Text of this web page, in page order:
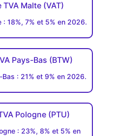
Malte (VAT)
18%, 7% et 5% en 2026.
Pays-Bas (BTW)
: 21% et 9% en 2026.
Pologne (PTU)
: 23%, 8% et 5% en